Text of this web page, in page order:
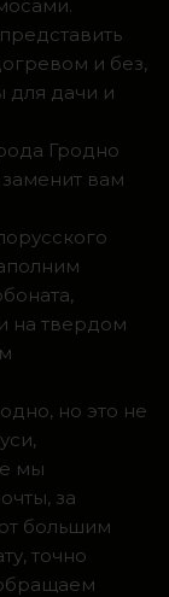
и без,
для дачи и
Гродно
вам
на твердом
но это не
мы
за
большим
точно